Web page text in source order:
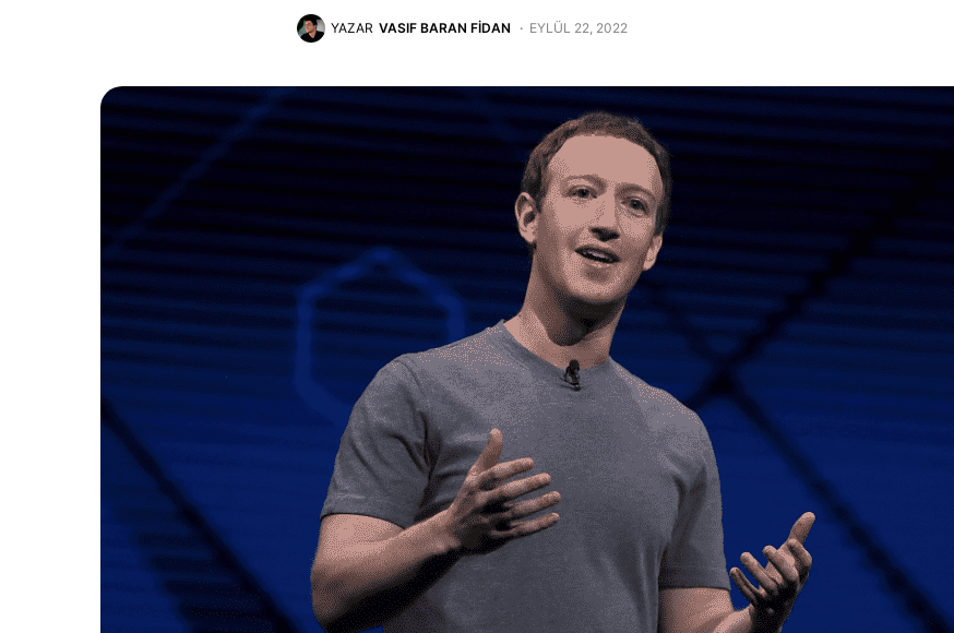
YAZAR VASIF BARAN FIDAN EYLÜL 22, 2022